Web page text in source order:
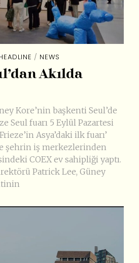
/ NEWS
Akılda
Kore’nin başkenti Seul’de
Seul fuarı 5 Eylül Pazartesi
Asya’daki ilk fuarı’
şehrin iş merkezlerinden
COEX ev sahipliği yaptı.
Patrick Lee, Güney